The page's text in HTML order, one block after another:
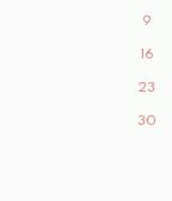
9
16
23
30